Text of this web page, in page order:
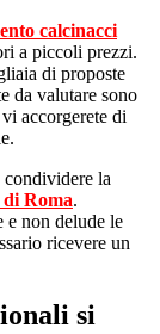
calcinacci
a piccoli prezzi.
di proposte
da valutare sono
accorgerete di
la
Roma.
e non delude le
ricevere un
si